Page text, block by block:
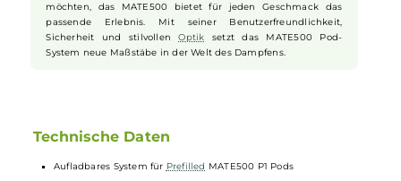
die Möglichkeit, eigene Liquids zu nutzen, wie z.B. die
von Elfbar. Mit 1.6 ml Füllvolumen und einer 1.2 Ohm Dual-
Coil verwandeln auch sie das Liquidin wohlschmeckenden
Dampf. Beide Pod-Typen sind separat erhältlich.
Dampfer, die Flexibilität und Genuss in einem Gerät suchen.